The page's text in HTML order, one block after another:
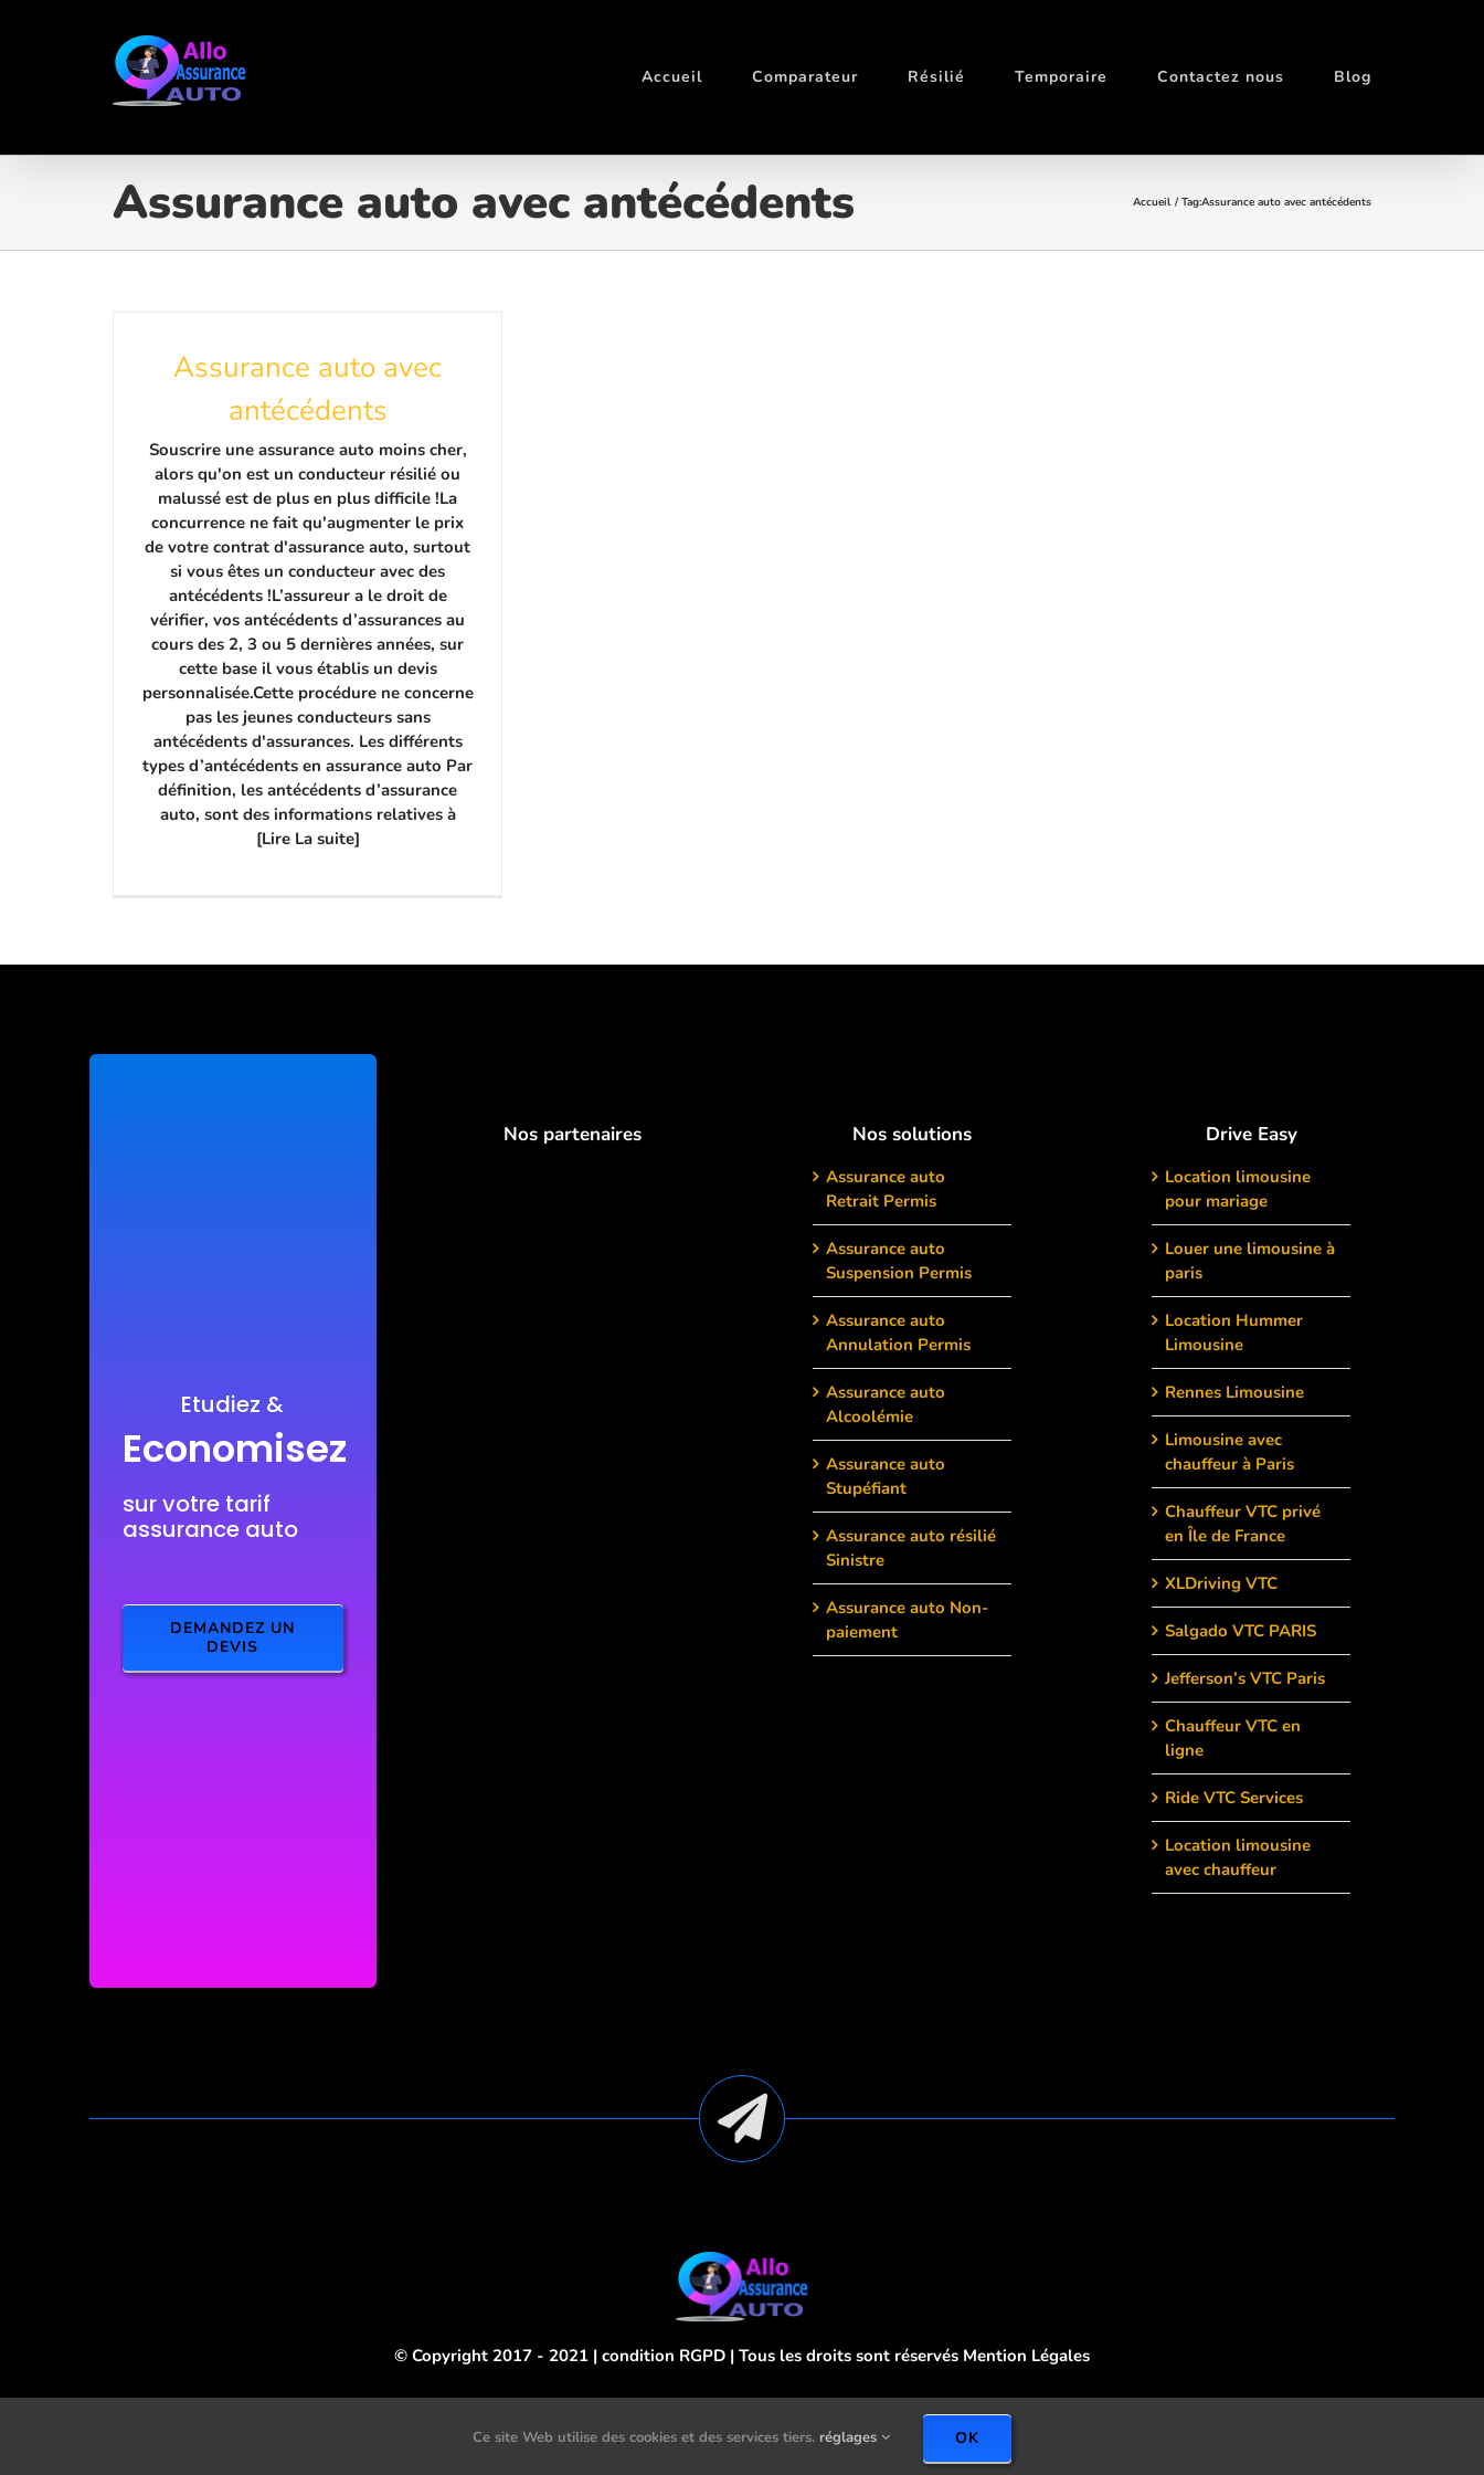
Accueil Comparateur Résilié Temporaire Contactez nous Blog
Assurance auto avec antécédents Accueil Tag:Assurance auto avec antécédents
Assurance auto avec
antécédents
Souscrire une assurance auto moins cher,
alors qu'on est un conducteur résilié ou
malussé est de plus en plus difficile !La
concurrence ne fait qu'augmenter le prix
de votre contrat d'assurance auto, surtout
si vous êtes un conducteur avec des
antécédents !L’assureur a le droit de
vérifier, vos antécédents d’assurances au
cours des 2, 3 ou 5 dernières années, sur
cette base il vous établis un devis
personnalisée.Cette procédure ne concerne
pas les jeunes conducteurs sans
antécédents d'assurances. Les différents
types d’antécédents en assurance auto Par
définition, les antécédents d’assurance
auto, sont des informations relatives à
[Lire La suite]
Etudiez &
Economisez
sur votre tarif
assurance auto
DEMANDEZ UN
DEVIS
Nos partenaires Nos solutions
Assurance auto
Retrait Permis
Assurance auto
Suspension Permis
Assurance auto
Annulation Permis
Assurance auto
Alcoolémie
Assurance auto
Stupéfiant
Assurance auto résilié
Sinistre
Assurance auto Non-
paiement
Drive Easy
Location limousine
pour mariage
Louer une limousine à
paris
Location Hummer
Limousine
Rennes Limousine
Limousine avec
chauffeur à Paris
Chauffeur VTC privé
en Île de France
XLDriving VTC
Salgado VTC PARIS
Jefferson’s VTC Paris
Chauffeur VTC en
ligne
Ride VTC Services
Location limousine
avec chauffeur
© Copyright 2017 - 2021 | condition RGPD | Tous les droits sont réservés Mention Légales
Ce site Web utilise des cookies et des services tiers. réglages OK